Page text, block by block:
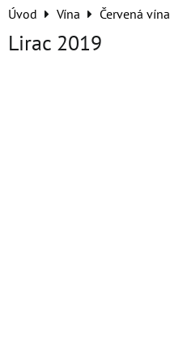
Úvod Vína Červená vína
Lirac 2019